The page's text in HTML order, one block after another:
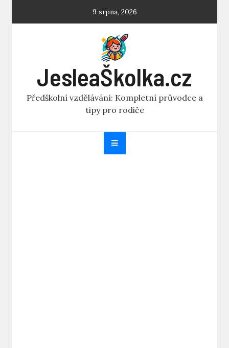
9 srpna, 2026
JesleaŠkolka.cz
Předškolní vzdělávání: Kompletní průvodce a
tipy pro rodiče